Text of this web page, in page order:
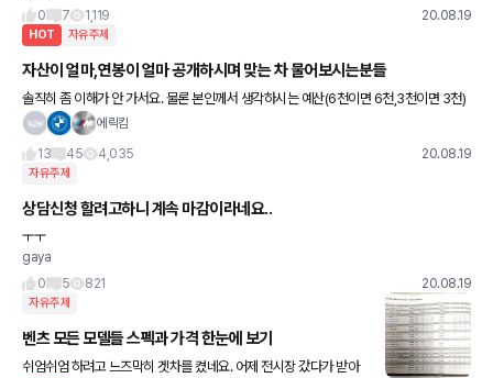
요. 저는 그 집회에 참여도 하지 않고. 상관도 없는 사람
0
7 1,119 20.08.19
HOT 자유주제
자산이 얼마,연봉이 얼마 공개하시며 맞는 차 물어보시는분들
솔직히 좀 이해가 안 가서요. 물론 본인께서 생각하시는 예산(6천이면 6천,3천이면 3천)
을 정해두시고 같은 가격대에서 물어보시는 분들은 매우 합당하시고 정답이신건데,(차에
에릭킴
13
45 4,035 20.08.19
자유주제
상담신청 할려고하니 계속 마감이라네요..
ㅜㅜ
gaya
0
5 821 20.08.19
자유주제
벤츠 모든 모델들 스펙과 가격 한눈에 보기
쉬엄쉬엄 하려고 느즈막히 겟차를 켰네요. 어제 전시장 갔다가 받아